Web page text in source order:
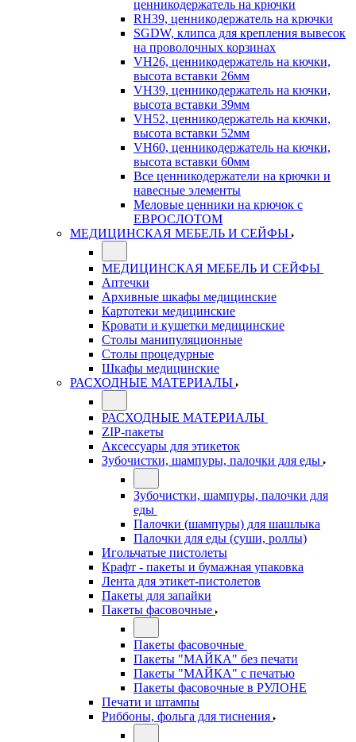
ценникодержатель на крючки
RH39, ценникодержатель на крючки
SGDW, клипса для крепления вывесок
на проволочных корзинах
VH26, ценникодержатель на кючки,
высота вставки 26мм
VH39, ценникодержатель на кючки,
высота вставки 39мм
VH52, ценникодержатель на кючки,
высота вставки 52мм
VH60, ценникодержатель на кючки,
высота вставки 60мм
Все ценникодержатели на крючки и
навесные элементы
Меловые ценники на крючок с
ЕВРОСЛОТОМ
МЕДИЦИНСКАЯ МЕБЕЛЬ И СЕЙФЫ
МЕДИЦИНСКАЯ МЕБЕЛЬ И СЕЙФЫ
Аптечки
Архивные шкафы медицинские
Картотеки медицинские
Кровати и кушетки медицинские
Столы манипуляционные
Столы процедурные
Шкафы медицинские
РАСХОДНЫЕ МАТЕРИАЛЫ
РАСХОДНЫЕ МАТЕРИАЛЫ
ZIP-пакеты
Аксессуары для этикеток
Зубочистки, шампуры, палочки для еды
Зубочистки, шампуры, палочки для
еды
Палочки (шампуры) для шашлыка
Палочки для еды (суши, роллы)
Игольчатые пистолеты
Крафт - пакеты и бумажная упаковка
Лента для этикет-пистолетов
Пакеты для запайки
Пакеты фасовочные
Пакеты фасовочные
Пакеты "МАЙКА" без печати
Пакеты "МАЙКА" с печатью
Пакеты фасовочные в РУЛОНЕ
Печати и штампы
Риббоны, фольга для тиснения